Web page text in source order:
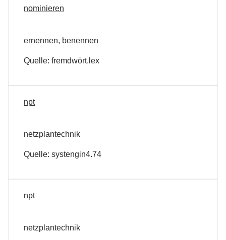
nominieren
ernennen, benennen
Quelle: fremdwört.lex
npt
netzplantechnik
Quelle: systengin4.74
npt
netzplantechnik